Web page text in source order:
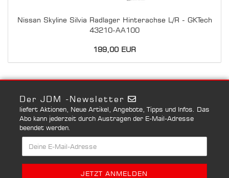
Nissan Skyline Silvia Radlager Hinterachse L/R - GKTech
43210-AA100
199,00 EUR
Der JDM -Newsletter
liefert Aktionen, Neue Artikel, Angebote, Tipps und Infos. Das
Abo kann jederzeit durch Austragen der E-Mail-Adresse
beendet werden.